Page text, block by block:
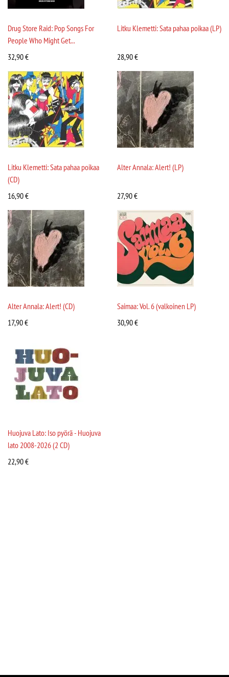
Drug Store Raid: Pop Songs For
People Who Might Get...
32,90€
Litku Klemetti: Sata pahaa poikaa (LP)
28,90€
Litku Klemetti: Sata pahaa poikaa
(CD)
16,90€
Alter Annala: Alert! (LP)
27,90€
Alter Annala: Alert! (CD)
17,90€
Saimaa: Vol. 6 (valkoinen LP)
30,90€
Huojuva Lato: Iso pyörä - Huojuva
lato 2008-2026 (2 CD)
22,90€